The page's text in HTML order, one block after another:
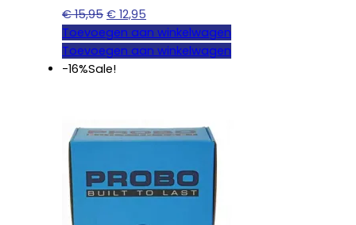
€15,95 Oorspronkelijke
prijs
was:
€ 15,95.
€ 12,95
prijs
is:
Toevoegen aan winkelwagen
Toevoegen aan winkelwagen
-16%Sale!